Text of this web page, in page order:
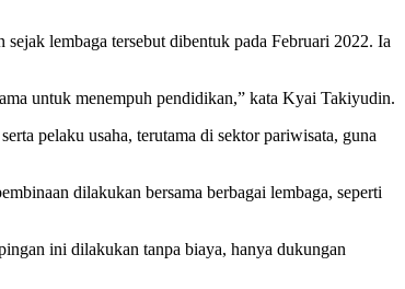
lembaga tersebut dibentuk pada Februari 2022. Ia
untuk menempuh pendidikan,” kata Kyai Takiyudin.
pelaku usaha, terutama di sektor pariwisata, guna
dilakukan bersama berbagai lembaga, seperti
ini dilakukan tanpa biaya, hanya dukungan